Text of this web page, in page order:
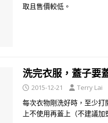
取且售價較低。
洗完衣服，蓋子要
2015-12-21 Terry Lai
每次衣物剛洗好時，至少
上不使用再蓋上（不建議